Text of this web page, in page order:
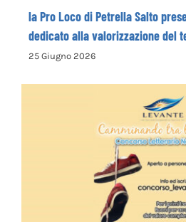
dedicato alla valorizzazione del
25 Giugno 2026
La Cooperativa Sociale
il 1° Concorso
“Camminando tra le